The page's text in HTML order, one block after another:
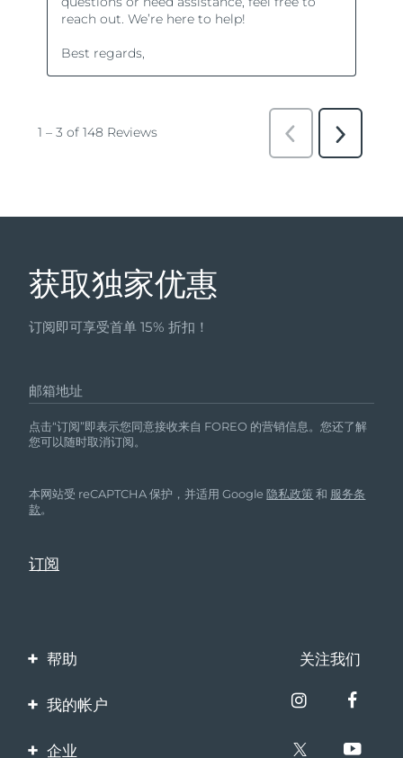
获取独家优惠
订阅即可享受首单 15% 折扣！
邮箱地址
点击“订阅”即表示您同意接收来自 FOREO 的营销信息。您还了解
您可以随时取消订阅。
本网站受 reCAPTCHA 保护，并适用 Google隐私政策 和 服务条
款。
帮助
联系我们
关注我们
我的帐户
产品注册
企业